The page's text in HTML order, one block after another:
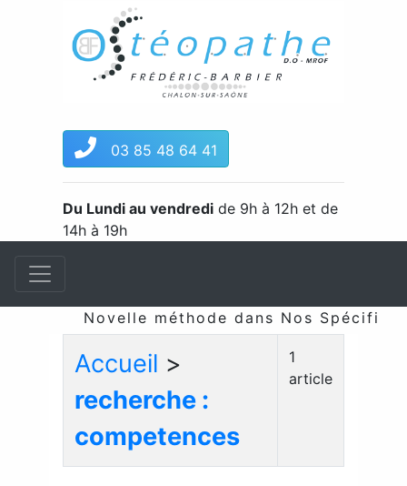
03 85 48 64 41
Du Lundi au vendredi de 9h à 12h et de
14h à 19h
Novelle méthode dans Nos
Accueil >
recherche :
competences
1
article